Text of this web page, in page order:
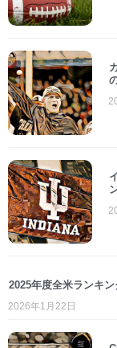
2025年度全米ランキン
2026年1月22日